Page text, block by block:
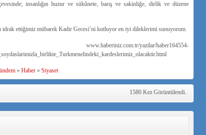
insanlığın huzur ve sükûnete, barış ve sakinliğe, dirlik ve düzene
ettiğimiz mübarek Kadir Gecesi’ni kutluyor en iyi dileklerimi sunuyorum.
yazilar/haber164554-
» Haber» Siyaset
1580 Kez Görüntülendi.